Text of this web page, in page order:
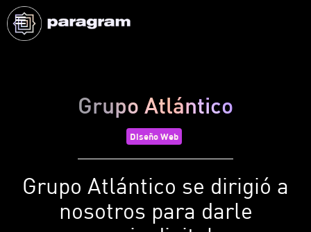
Grupo Atlántico
Diseño Web
Grupo Atlántico se dirigió a
nosotros para darle